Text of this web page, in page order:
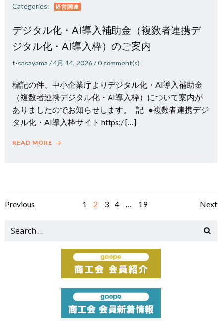
Categories: 経営関連
デジタル化・AI導入補助金（複数者連携デ
ジタル化・AI導入枠）のご案内
t-sasayama /4月 14, 2026/0comment(s)
標記の件、中小企業庁よりデジタル化・AI導入補助金
（複数者連携デジタル化・AI導入枠）について案内が
ありましたのでお知らせします。 記 ●複数者連携デジ
タル化・AI導入枠サイト https:/ […]
READ MORE
Posts
navigation
Previous
Posts
navigation
Page
1 Page
2 Page
3 Page
4 … Page
19 Next
Search